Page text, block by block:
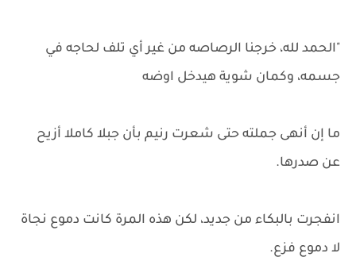
"الحمد لله، خرجنا الرصاصه من غير أي تلف لحاجه في
جسمه، وكمان شوية هيدخل اوضه
ما إن أنهى جملته حتى شعرت رنيم بأن جبلا كاملا أزيح
عن صدرها.
انفجرت بالبكاء من جديد، لكن هذه المرة كانت دموع نجاة
لا دموع فزع.